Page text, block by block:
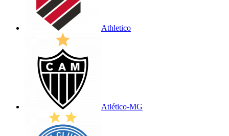
Athletico
Atlético-MG